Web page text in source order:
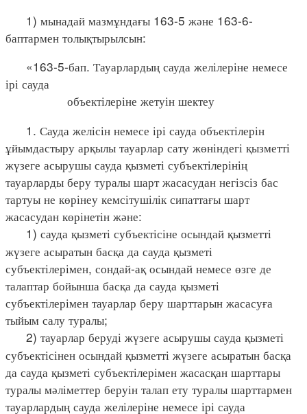
1) мынадай мазмұндағы 163-5 және 163-6-
баптармен толықтырылсын:
«163-5-бап. Тауарлардың сауда желілеріне немесе
ірі сауда
объектілеріне жетуін шектеу
1. Сауда желісін немесе ірі сауда объектілерін
ұйымдастыру арқылы тауарлар сату жөніндегі қызметті
жүзеге асырушы сауда қызметі субъектілерінің
тауарларды беру туралы шарт жасасудан негізсіз бас
тартуы не көрінеу кемсітушілік сипаттағы шарт
жасасудан көрінетін және:
1) сауда қызметі субъектісіне осындай қызметті
жүзеге асыратын басқа да сауда қызметі
субъектілерімен, сондай-ақ осындай немесе өзге де
талаптар бойынша басқа да сауда қызметі
субъектілерімен тауарлар беру шарттарын жасасуға
тыйым салу туралы;
2) тауарлар беруді жүзеге асырушы сауда қызметі
субъектісінен осындай қызметті жүзеге асыратын басқа
да сауда қызметі субъектілерімен жасасқан шарттары
туралы мәліметтер беруін талап ету туралы шарттармен
тауарлардың сауда желілеріне немесе ірі сауда